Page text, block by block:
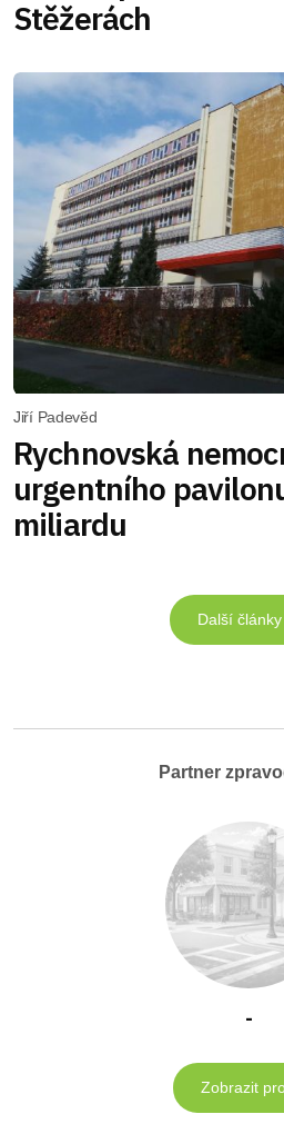
Stěžerách
Jiří Padevěd
Rychnovská
urgentního
miliardu
Další články
Partner
-
Zobrazit